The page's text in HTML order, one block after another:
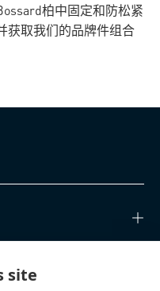
site
柏中固定和防松紧
获取我们的品牌件组合